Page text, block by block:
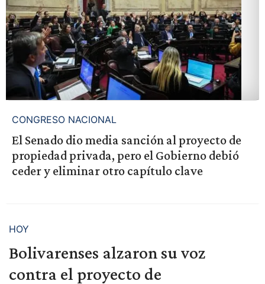
CONGRESO NACIONAL
El Senado dio media sanción al proyecto de
propiedad privada, pero el Gobierno debió
ceder y eliminar otro capítulo clave
HOY
Bolivarenses alzaron su voz
contra el proyecto de